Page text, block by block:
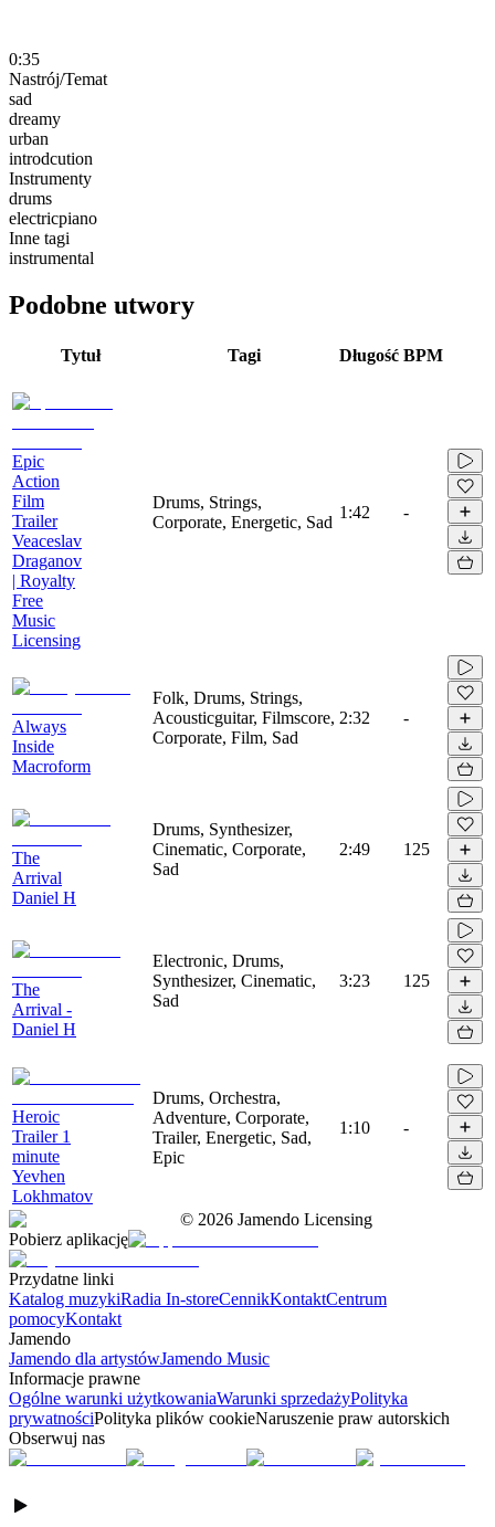
0:35
Nastrój/Temat
sad
dreamy
urban
introdcution
Instrumenty
drums
electricpiano
Inne tagi
instrumental
Podobne utwory
Tytuł Tagi Długość BPM
Epic
Action
Film
Trailer
Veaceslav
Draganov
| Royalty
Free
Music
Licensing
Drums, Strings,
Corporate, Energetic, Sad
1:42 -
Always
Inside
Macroform
Folk, Drums, Strings,
Acousticguitar, Filmscore,
Corporate, Film, Sad
2:32 -
The
Arrival
Daniel H
Drums, Synthesizer,
Cinematic, Corporate,
Sad
2:49 125
The
Arrival -
Daniel H
Electronic, Drums,
Synthesizer, Cinematic,
Sad
3:23 125
Heroic
Trailer 1
minute
Yevhen
Lokhmatov
Drums, Orchestra,
Adventure, Corporate,
Trailer, Energetic, Sad,
Epic
1:10 -
© 2026 Jamendo Licensing
Pobierz aplikację
Przydatne linki
Katalog muzykiRadia In-storeCennikKontaktCentrum
pomocyKontakt
Jamendo
Jamendo dla artystówJamendo Music
Informacje prawne
Ogólne warunki użytkowaniaWarunki sprzedażyPolityka
prywatnościPolityka plików cookieNaruszenie praw autorskich
Obserwuj nas